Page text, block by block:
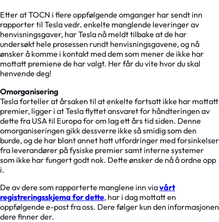
Etter at TOCN i flere oppfølgende omganger har sendt inn
rapporter til Tesla vedr. enkelte manglende leveringer av
henvisningsgaver, har Tesla nå meldt tilbake at de har
undersøkt hele prosessen rundt henvisningsgavene, og nå
ønsker å komme i kontakt med dem som mener de ikke har
mottatt premiene de har valgt. Her får du vite hvor du skal
henvende deg!
Omorganisering
Tesla forteller at årsaken til at enkelte fortsatt ikke har mottatt
premier, ligger i at Tesla flyttet ansvaret for håndteringen av
dette fra USA til Europa for om lag ett års tid siden. Denne
omorganiseringen gikk dessverre ikke så smidig som den
burde, og de har blant annet hatt utfordringer med forsinkelser
fra leverandører på fysiske premier samt interne systemer
som ikke har fungert godt nok. Dette ønsker de nå å ordne opp
i.
De av dere som rapporterte manglene inn viavårt
registreringsskjema for dette, har i dag mottatt en
oppfølgende e-post fra oss. Dere følger kun den informasjonen
dere finner der.